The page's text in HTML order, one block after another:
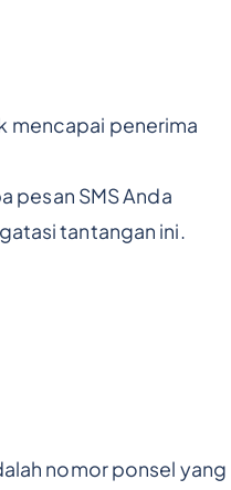
mencapai penerima
pesan SMS Anda
tantangan ini.
nomor ponsel yang